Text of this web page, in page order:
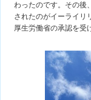
わったのです。その後
されたのがイーライリ
厚生労働省の承認を受